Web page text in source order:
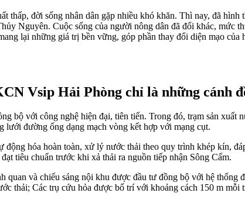
đời sống nhân dân gặp nhiều khó khăn. Thì nay, đã hình
Nguyên. Cuộc sống của người nông dân đã đổi khác, mức
lại những giá trị bền vững, góp phần thay đổi diện mạo
Vsip Hải Phòng chỉ là những cánh
bộ với công nghệ hiện đại, tiên tiến. Trong đó, trạm sản xuất
lưới đường ống dạng mạch vòng kết hợp với mạng cụt.
động hóa hoàn toàn, xử lý nước thải theo quy trình khép kín,
tiêu chuẩn trước khi xả thải ra nguồn tiếp nhận Sông Cấm.
và chiếu sáng nội khu được đầu tư đồng bộ với hệ
thải; Các trụ cứu hỏa được bố trí với khoảng cách 150 m